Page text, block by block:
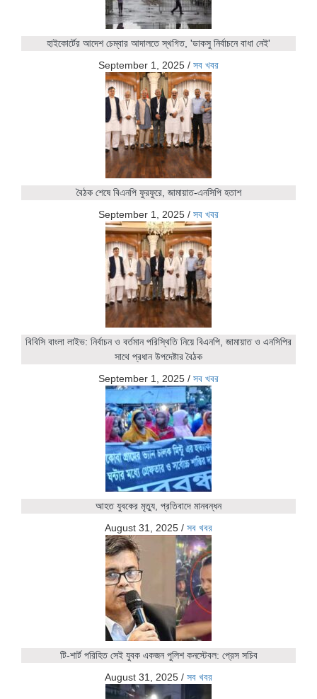
হাইকোর্টের আদেশ চেম্বার আদালতে স্থগিত, 'ডাকসু নির্বাচনে বাধা নেই'
September 1, 2025 / সব খবর
বৈঠক শেষে বিএনপি ফুরফুরে, জামায়াত-এনসিপি হতাশ
September 1, 2025 / সব খবর
বিবিসি বাংলা লাইভ: নির্বাচন ও বর্তমান পরিস্থিতি নিয়ে বিএনপি, জামায়াত ও এনসিপির
সাথে প্রধান উপদেষ্টার বৈঠক
September 1, 2025 / সব খবর
আহত যুবকের মৃত্যু, প্রতিবাদে মানবন্ধন
August 31, 2025 / সব খবর
টি-শার্ট পরিহিত সেই যুবক একজন পুলিশ কনস্টেবল: প্রেস সচিব
August 31, 2025 / সব খবর